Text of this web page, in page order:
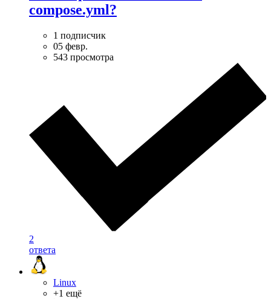
compose.yml?
1 подписчик
05 февр.
543 просмотра
2
ответа
Linux
+1 ещё